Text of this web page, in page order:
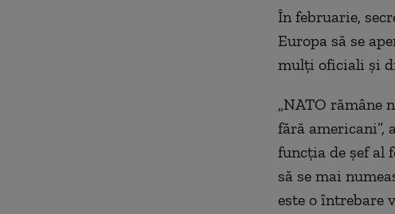
În februarie,
Europa să se
mulţi oficiali şi
„NATO rămâne
fără americani”,
funcţia de şef al
să se mai
este o întrebare